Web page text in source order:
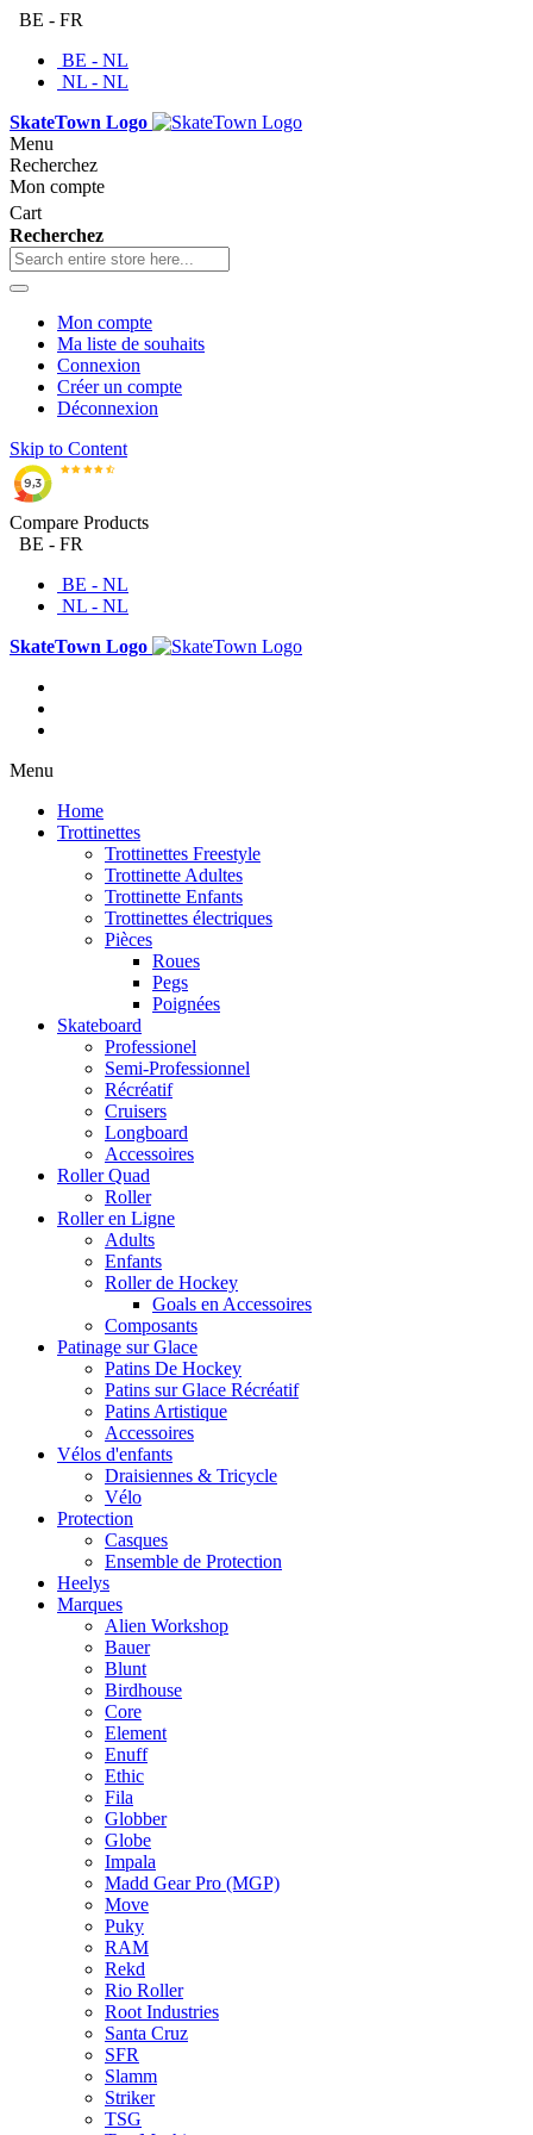
BE - FR
BE - NL
NL - NL
SkateTown Logo
Menu
Recherchez
Mon compte
Cart
Recherchez
Mon compte
Ma liste de souhaits
Connexion
Créer un compte
Déconnexion
Skip to Content
Compare Products
BE - FR
BE - NL
NL - NL
SkateTown Logo
Menu
Home
Trottinettes
Trottinettes Freestyle
Trottinette Adultes
Trottinette Enfants
Trottinettes électriques
Pièces
Roues
Pegs
Poignées
Skateboard
Professionel
Semi-Professionnel
Récréatif
Cruisers
Longboard
Accessoires
Roller Quad
Roller
Roller en Ligne
Adults
Enfants
Roller de Hockey
Goals en Accessoires
Composants
Patinage sur Glace
Patins De Hockey
Patins sur Glace Récréatif
Patins Artistique
Accessoires
Vélos d'enfants
Draisiennes & Tricycle
Vélo
Protection
Casques
Ensemble de Protection
Heelys
Marques
Alien Workshop
Bauer
Blunt
Birdhouse
Core
Element
Enuff
Ethic
Fila
Globber
Globe
Impala
Madd Gear Pro (MGP)
Move
Puky
RAM
Rekd
Rio Roller
Root Industries
Santa Cruz
SFR
Slamm
Striker
TSG